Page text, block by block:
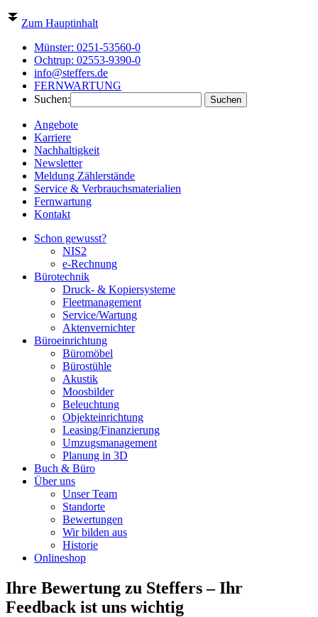
Zum Hauptinhalt
Münster: 0251-53560-0
Ochtrup: 02553-9390-0
info@steffers.de
FERNWARTUNG
Suchen:
Angebote
Karriere
Nachhaltigkeit
Newsletter
Meldung Zählerstände
Service & Verbrauchsmaterialien
Fernwartung
Kontakt
Schon gewusst?
NIS2
e-Rechnung
Bürotechnik
Druck- & Kopiersysteme
Fleetmanagement
Service/Wartung
Aktenvernichter
Büroeinrichtung
Büromöbel
Bürostühle
Akustik
Moosbilder
Beleuchtung
Objekteinrichtung
Leasing/Finanzierung
Umzugsmanagement
Planung in 3D
Buch & Büro
Über uns
Unser Team
Standorte
Bewertungen
Wir bilden aus
Historie
Onlineshop
Ihre Bewertung zu Steffers – Ihr
Feedback ist uns wichtig